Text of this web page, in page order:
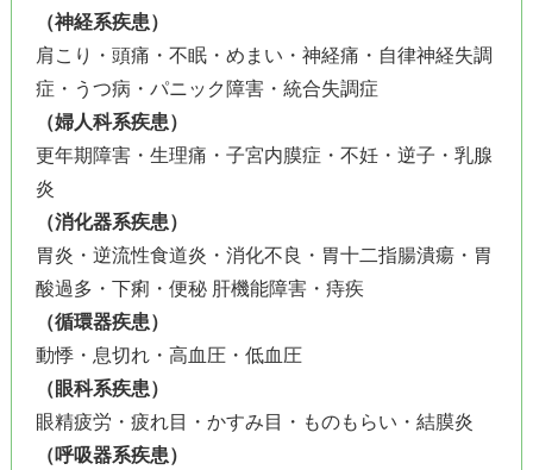
（神経系疾患）
肩こり・頭痛・不眠・めまい・神経痛・自律神経失調
症・うつ病・パニック障害・統合失調症
（婦人科系疾患）
更年期障害・生理痛・子宮内膜症・不妊・逆子・乳腺
炎
（消化器系疾患）
胃炎・逆流性食道炎・消化不良・胃十二指腸潰瘍・胃
酸過多・下痢・便秘 肝機能障害・痔疾
（循環器疾患）
動悸・息切れ・高血圧・低血圧
（眼科系疾患）
眼精疲労・疲れ目・かすみ目・ものもらい・結膜炎
（呼吸器系疾患）